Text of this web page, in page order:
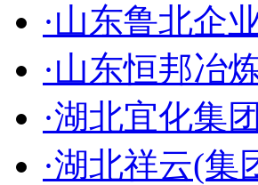
·山东鲁北企
·山东恒邦冶
·湖北宜化集
·湖北祥云(集